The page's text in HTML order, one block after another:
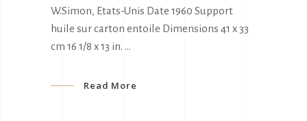
W.Simon, Etats-Unis Date 1960 Support
huile sur carton entoile Dimensions 41 x 33
cm 16 1/8 x 13 in.
Read More